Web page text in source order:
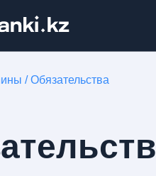
/Обязательства